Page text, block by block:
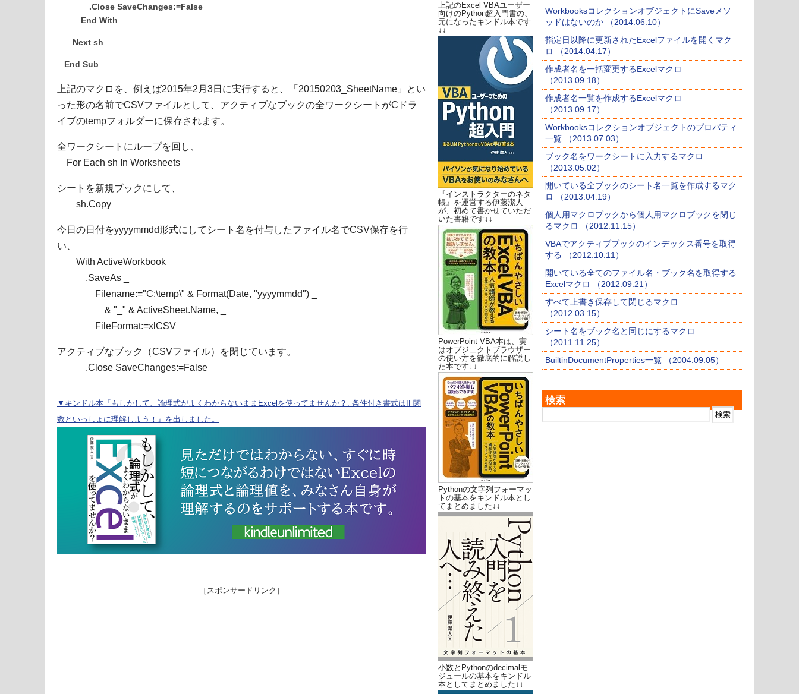
.Close SaveChanges:=False
End With
Next sh
End Sub
上記のマクロを、例えば2015年2月3日に実行すると、「20150203_SheetName」とい
った形の名前でCSVファイルとして、アクティブなブックの全ワークシートがCドラ
イブのtempフォルダーに保存されます。
全ワークシートにループを回し、
For Each sh In Worksheets
シートを新規ブックにして、
sh.Copy
今日の日付をyyyymmdd形式にしてシート名を付与したファイル名でCSV保存を行
い、
With ActiveWorkbook
.SaveAs _
Filename:="C:\temp\" & Format(Date, "yyyymmdd") _
& "_" & ActiveSheet.Name, _
FileFormat:=xlCSV
アクティブなブック（CSVファイル）を閉じています。
.Close SaveChanges:=False
▼キンドル本『もしかして、論理式がよくわからないままExcelを使ってませんか？: 条件付き書式はIF関
数といっしょに理解しよう！』を出しました。
［スポンサードリンク］
上記のExcel VBAユーザー
向けのPython超入門書の、
元になったキンドル本です
↓↓
『インストラクターのネタ
帳』を運営する伊藤潔人
が、初めて書かせていただ
いた書籍です↓↓
PowerPoint VBA本は、実
はオブジェクトブラウザー
の使い方を徹底的に解説し
た本です↓↓
Pythonの文字列フォーマッ
トの基本をキンドル本とし
てまとめました↓↓
小数とPythonのdecimalモ
ジュールの基本をキンドル
本としてまとめました↓↓
WorkbooksコレクションオブジェクトにSaveメソ
ッドはないのか （2014.06.10）
指定日以降に更新されたExcelファイルを開くマク
ロ （2014.04.17）
作成者名を一括変更するExcelマクロ
（2013.09.18）
作成者名一覧を作成するExcelマクロ
（2013.09.17）
Workbooksコレクションオブジェクトのプロパティ
一覧 （2013.07.03）
ブック名をワークシートに入力するマクロ
（2013.05.02）
開いている全ブックのシート名一覧を作成するマク
ロ （2013.04.19）
個人用マクロブックから個人用マクロブックを閉じ
るマクロ （2012.11.15）
VBAでアクティブブックのインデックス番号を取得
する （2012.10.11）
開いている全てのファイル名・ブック名を取得する
Excelマクロ （2012.09.21）
すべて上書き保存して閉じるマクロ
（2012.03.15）
シート名をブック名と同じにするマクロ
（2011.11.25）
BuiltinDocumentProperties一覧 （2004.09.05）
検索